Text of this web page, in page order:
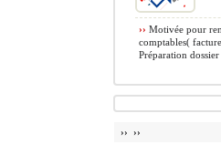
›› Motivée pour
comptables(
Préparation
›› ››